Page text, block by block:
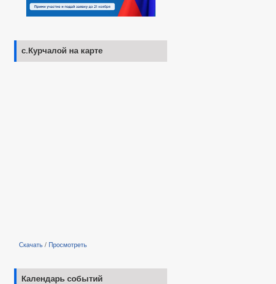
с.Курчалой на карте
Скачать / Просмотреть
Календарь событий